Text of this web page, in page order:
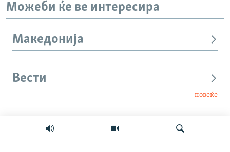
Можеби ќе ве интересира
Македонија
Вести
повеќе
Интервју